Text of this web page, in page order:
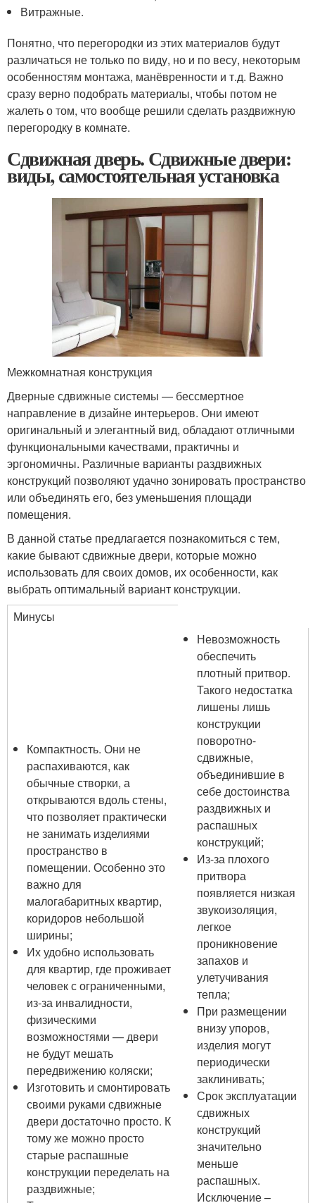
Витражные.
Понятно, что перегородки из этих материалов будут
различаться не только по виду, но и по весу, некоторым
особенностям монтажа, манёвренности и т.д. Важно
сразу верно подобрать материалы, чтобы потом не
жалеть о том, что вообще решили сделать раздвижную
перегородку в комнате.
Сдвижная дверь. Сдвижные двери:
виды, самостоятельная установка
Межкомнатная конструкция
Дверные сдвижные системы — бессмертное
направление в дизайне интерьеров. Они имеют
оригинальный и элегантный вид, обладают отличными
функциональными качествами, практичны и
эргономичны. Различные варианты раздвижных
конструкций позволяют удачно зонировать пространство
или объединять его, без уменьшения площади
помещения.
В данной статье предлагается познакомиться с тем,
какие бывают сдвижные двери, которые можно
использовать для своих домов, их особенности, как
выбрать оптимальный вариант конструкции.
Минусы
Компактность. Они не
распахиваются, как
обычные створки, а
открываются вдоль стены,
что позволяет практически
не занимать изделиями
пространство в
помещении. Особенно это
важно для
малогабаритных квартир,
коридоров небольшой
ширины;
Их удобно использовать
для квартир, где проживает
человек с ограниченными,
из-за инвалидности,
физическими
возможностями — двери
не будут мешать
передвижению коляски;
Изготовить и смонтировать
своими руками сдвижные
двери достаточно просто. К
тому же можно просто
старые распашные
конструкции переделать на
раздвижные;
Невозможность
обеспечить
плотный притвор.
Такого недостатка
лишены лишь
конструкции
поворотно-
сдвижные,
объединившие в
себе достоинства
раздвижных и
распашных
конструкций;
Из-за плохого
притвора
появляется низкая
звукоизоляция,
легкое
проникновение
запахов и
улетучивания
тепла;
При размещении
внизу упоров,
изделия могут
периодически
заклинивать;
Срок эксплуатации
сдвижных
конструкций
значительно
меньше
распашных.
Исключение –